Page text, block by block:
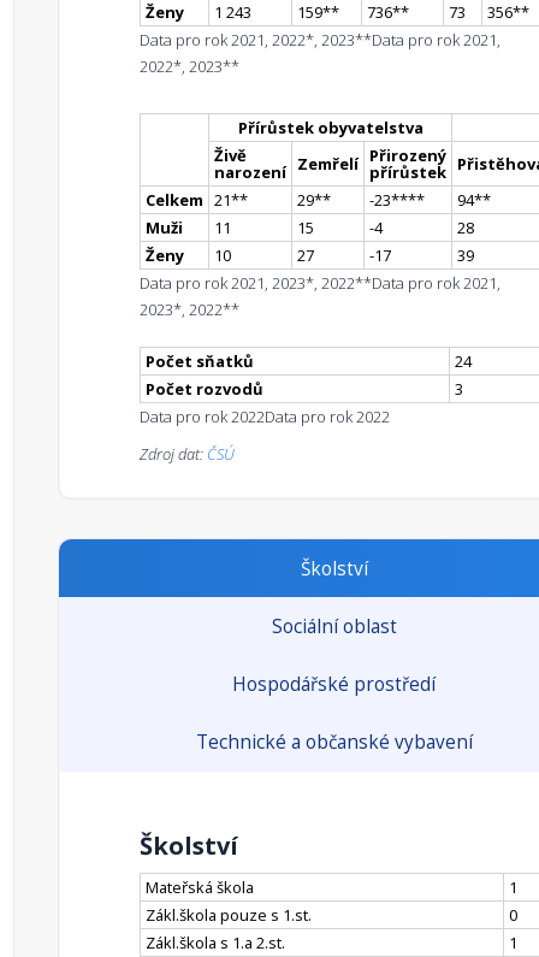
Ženy
1 243 159** 736** 73 356**
Data pro rok 2021, 2022*, 2023**Data pro rok 2021,
2022*, 2023**
Přírůstek obyvatelstva
Živě
narození Zemřelí Přirozený
přírůstek
Celkem 21** 29** -23**** 94**
Muži
11 15 -4
28
Ženy
10 27 -17
39
Data pro rok 2021, 2023*, 2022**Data pro rok 2021,
2023*, 2022**
Počet sňatků
24
Počet rozvodů
3
Data pro rok 2022Data pro rok 2022
Zdroj dat: ČSÚ
Školství
Sociální oblast
Hospodářské prostředí
Technické a občanské vybavení
Školství
Mateřská škola
1
Zákl.škola pouze s 1.st.
0
Zákl.škola s 1.a 2.st.
1